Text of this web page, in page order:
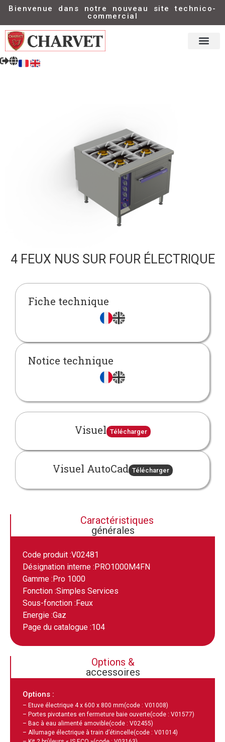
Bienvenue dans notre nouveau site technico-
commercial
4 FEUX NUS SUR FOUR ÉLECTRIQUE
Fiche technique
Notice technique
Visuel Télécharger
Visuel AutoCad Télécharger
Caractéristiques
générales
Code produit :V02481
Désignation interne : PRO1000M4FN
Gamme : Pro 1000
Fonction :Simples Services
Sous-fonction : Feux
Energie :Gaz
Page du catalogue :104
Options &
accessoires
Options :
– Etuve électrique 4 x 600 x 800 mm(code : V01008)
– Portes pivotantes en fermeture baie ouverte(code : V01577)
– Bac à eau alimenté amovible(code : V02455)
– Allumage électrique à train d’étincelle(code : V01014)